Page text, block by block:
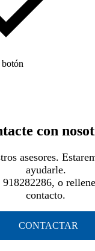
con
asesores.
ayudarle.
918282286, o
contacto.
CONTACTAR